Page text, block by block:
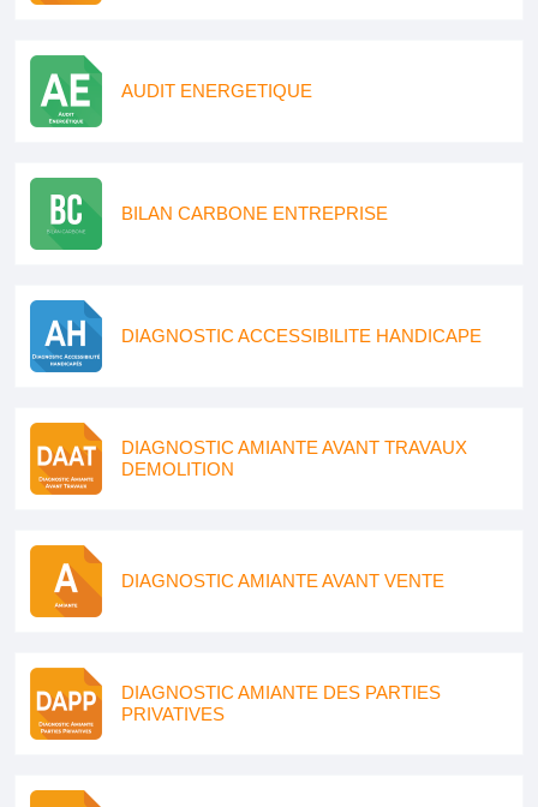
AUDIT ENERGETIQUE
BILAN CARBONE ENTREPRISE
DIAGNOSTIC ACCESSIBILITE HANDICAPE
DIAGNOSTIC AMIANTE AVANT TRAVAUX
DEMOLITION
DIAGNOSTIC AMIANTE AVANT VENTE
DIAGNOSTIC AMIANTE DES PARTIES
PRIVATIVES